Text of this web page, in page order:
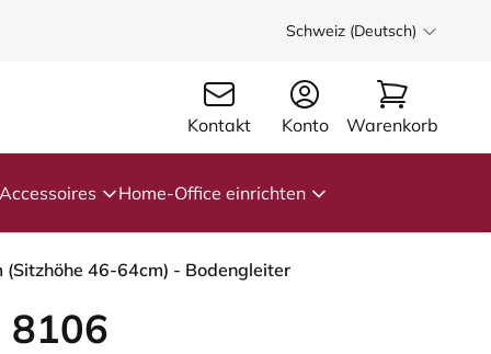
Schweiz (Deutsch)
Kontakt Konto Warenkorb
Accessoires Home-Office einrichten
46-64cm) - Bodengleiter
8106